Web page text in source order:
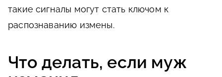
такие сигналы могут стать ключом к
распознаванию измены.
Что делать, если муж